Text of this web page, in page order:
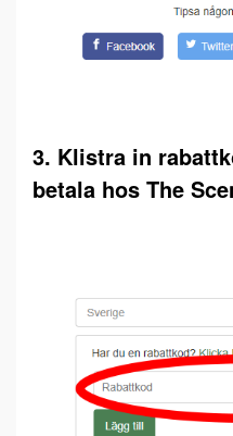
3. Klistra in
betala hos The